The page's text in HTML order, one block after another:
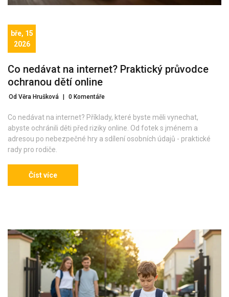
bře, 15
2026
Co nedávat na internet? Praktický průvodce
ochranou dětí online
Od Věra Hrušková 0 Komentáře
Co nedávat na internet? Příklady, které byste měli vynechat,
abyste ochránili děti před riziky online. Od fotek s jménem a
adresou po nebezpečné hry a sdílení osobních údajů - praktické
rady pro rodiče.
Číst více